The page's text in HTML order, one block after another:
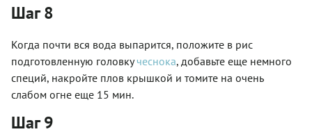
Шаг 8
Когда почти вся вода выпарится, положите в рис
подготовленную головкучеснока, добавьте еще немного
специй, накройте плов крышкой и томите на очень
слабом огне еще 15 мин.
Шаг 9